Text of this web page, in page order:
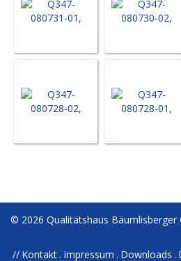
© 2026 Qualitätshaus Bäumlisberger
Kontakt Impressum Downloads